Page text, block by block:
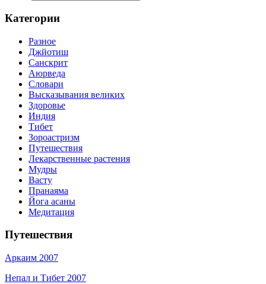
Категории
Разное
Джйотиш
Санскрит
Аюрведа
Словари
Высказывания великих
Здоровье
Индия
Тибет
Зороастризм
Путешествия
Лекарственные растения
Мудры
Васту
Пранаяма
Йога асаны
Медитация
Путешествия
Аркаим 2007
Непал и Тибет 2007